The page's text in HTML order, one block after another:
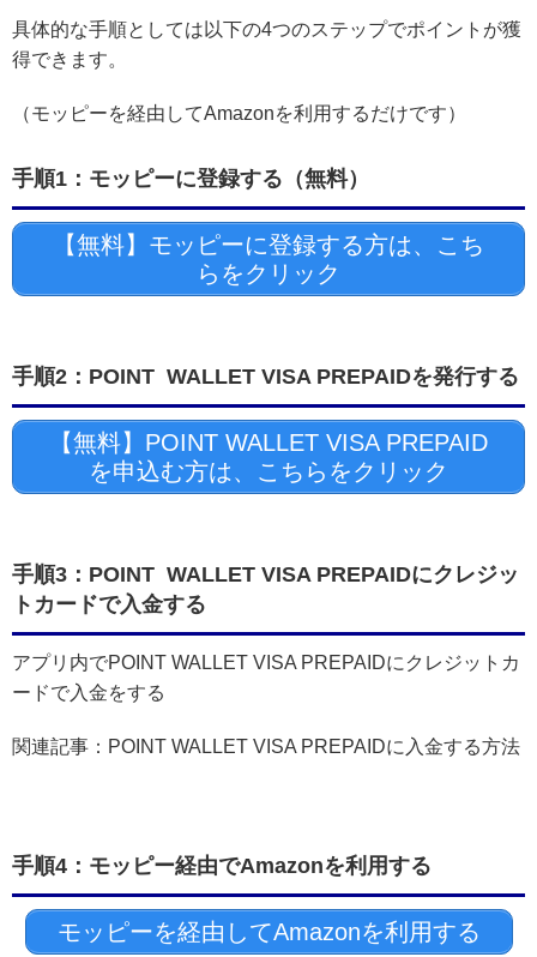
具体的な手順としては以下の4つのステップでポイントが獲
得できます。
（モッピーを経由してAmazonを利用するだけです）
手順1：モッピーに登録する（無料）
【無料】モッピーに登録する方は、こち
らをクリック
手順2：POINT WALLET VISA PREPAIDを発行する
【無料】POINT WALLET VISA PREPAID
を申込む方は、こちらをクリック
手順3：POINT WALLET VISA PREPAIDにクレジッ
トカードで入金する
アプリ内でPOINT WALLET VISA PREPAIDにクレジットカ
ードで入金をする
関連記事：POINT WALLET VISA PREPAIDに入金する方法
手順4：モッピー経由でAmazonを利用する
モッピーを経由してAmazonを利用する